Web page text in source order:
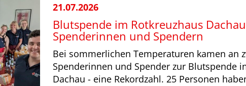
21.07.2026
Blutspende im Rotkreuzhaus
Spenderinnen und Spendern
Bei sommerlichen Temperaturen kamen an
Spenderinnen und Spender zur Blutspende
Dachau - eine Rekordzahl. 25 Personen